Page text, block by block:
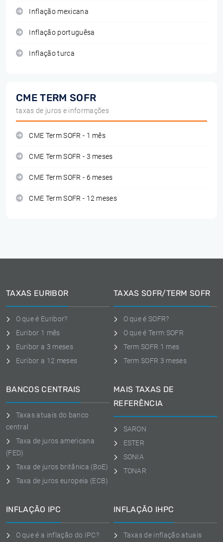
Inflação mexicana
Inflação portuguêsa
Inflação turca
CME TERM SOFR
taxas de juros e informações
CME Term SOFR - 1 mês
CME Term SOFR - 3 meses
CME Term SOFR - 6 meses
CME Term SOFR - 12 meses
TAXAS EURIBOR
O que é Euribor?
Euribor 1 mês
Euribor a 3 meses
Euribor a 12 meses
TAXAS SOFR/TERM SOFR
O que é SOFR?
O que é Term SOFR
Term SOFR 1 mes
Term SOFR 3 meses
BANCOS CENTRAIS
Taxas atuais do banco
central
Taxa de juros americana
(FED)
Taxa de juros britânica (BoE)
Taxa de juros europeia (ECB)
MAIS TAXAS DE
REFERÊNCIA
SARON
ESTER
SONIA
TONAR
INFLAÇÃO IPC
O que é a inflação do IPC?
INFLAÇÃO IHPC
Taxas de inflação atuais